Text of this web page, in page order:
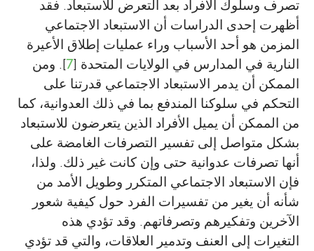
تصرف وسلوك الأفراد بعد التعرض للاستبعاد. فقد
أظهرت إحدى الدراسات أن الاستبعاد الاجتماعي
المزمن هو أحد الأسباب وراء عمليات إطلاق الأعيرة
النارية في المدارس في الولايات المتحدة [7]. ومن
الممكن أن يدمر الاستبعاد الاجتماعي قدرتنا على
التحكم في سلوكنا المندفع بما في ذلك العدوانية، كما
من الممكن أن يميل الأفراد الذين يتعرضون للاستبعاد
بشكل متواصل إلى تفسير التصرفات الغامضة على
أنها تصرفات عدوانية حتى وإن كانت غير ذلك. ولذا،
فإن الاستبعاد الاجتماعي المتكرر وطويل الأمد من
شأنه أن يغير من تفسيرات الفرد حول كيفية شعور
الآخرين وتفكيرهم وتصرفاتهم. وقد تؤدي هذه
التغيرات إلى العنف وتدمير العلاقات، والتي قد تؤدي